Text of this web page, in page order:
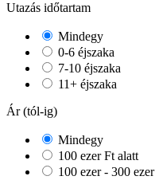
Utazás időtartam
Mindegy
0-6 éjszaka
7-10 éjszaka
11+ éjszaka
Ár (tól-ig)
Mindegy
100 ezer Ft alatt
100 ezer - 300 ezer